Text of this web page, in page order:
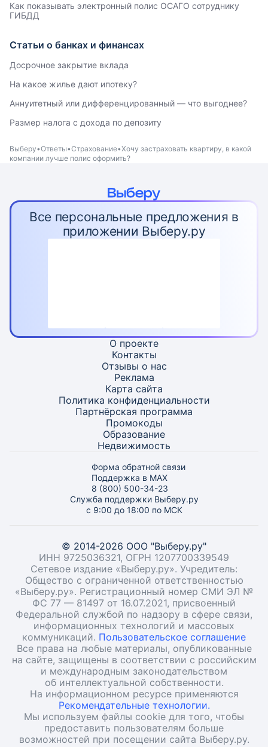
Как показывать электронный полис ОСАГО сотруднику
ГИБДД
Статьи о банках и финансах
Досрочное закрытие вклада
На какое жилье дают ипотеку?
Аннуитетный или дифференцированный — что выгоднее?
Размер налога с дохода по депозиту
Выберу Ответы Страхование Хочу застраховать квартиру, в какой
компании лучше полис оформить?
Все персональные предложения в
приложении Выберу.ру
О проекте
Контакты
Отзывы о нас
Реклама
Карта сайта
Политика конфиденциальности
Партнёрская программа
Промокоды
Образование
Недвижимость
Форма обратной связи
Поддержка в MAX
8 (800) 500-34-23
Служба поддержки Выберу.ру
с 9:00 до 18:00 по МСК
© 2014-2026 ООО "Выберу.ру"
ИНН 9725036321, ОГРН 1207700339549
Сетевое издание «Выберу.ру». Учредитель:
Общество с ограниченной ответственностью
«Выберу.ру». Регистрационный номер СМИ ЭЛ №
ФС 77 — 81497 от 16.07.2021, присвоенный
Федеральной службой по надзору в сфере связи,
информационных технологий и массовых
коммуникаций. Пользовательское соглашение
Все права на любые материалы, опубликованные
на сайте, защищены в соответствии с российским
и международным законодательством
об интеллектуальной собственности.
На информационном ресурсе применяются
Рекомендательные технологии.
Мы используем файлы cookie для того, чтобы
предоставить пользователям больше
возможностей при посещении сайта Выберу.ру.